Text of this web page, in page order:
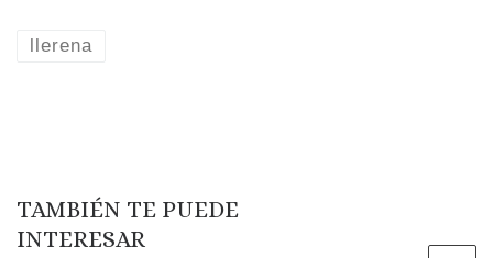
llerena
TAMBIÉN TE PUEDE
INTERESAR